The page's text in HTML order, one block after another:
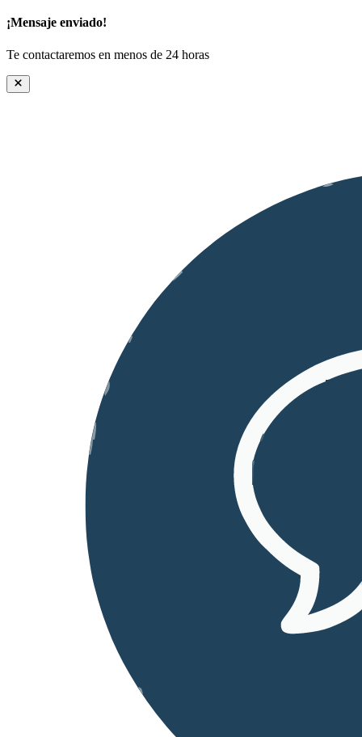
¡Mensaje enviado!
Te contactaremos en menos de 24 horas